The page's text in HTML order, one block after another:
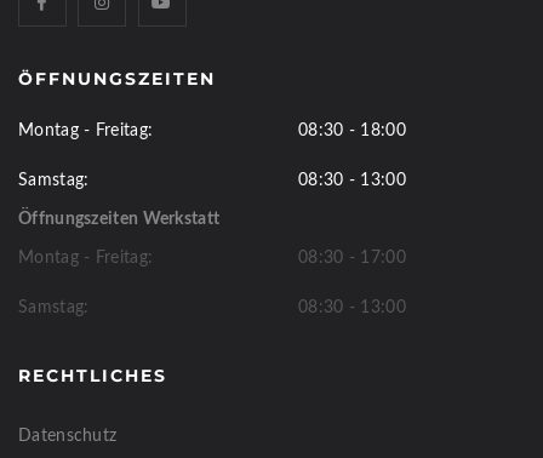
ÖFFNUNGSZEITEN
Montag - Freitag: 08:30 - 18:00
Samstag: 08:30 - 13:00
Öffnungszeiten Werkstatt
Montag - Freitag: 08:30 - 17:00
Samstag: 08:30 - 13:00
RECHTLICHES
Datenschutz